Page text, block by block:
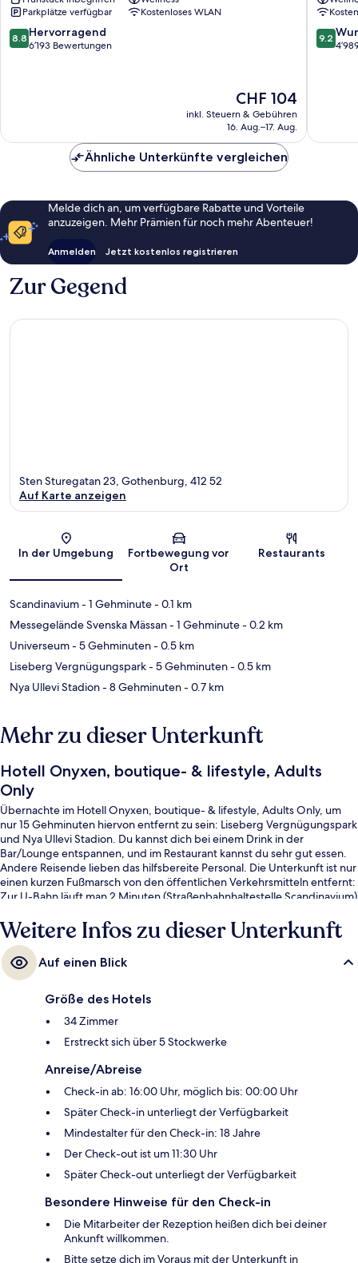
House
Zentrum
Parkplätze verfügbar
Kostenloses WLAN
8.8
von
8.8 Hervorragend
6’193 Bewertungen
Der
Preis
beträgt
CHF 104
inkl. Steuern & Gebühren
16. Aug.–17. Aug.
von
9.2
von
9.2
Ähnliche Unterkünfte vergleichen
Melde dich an, um verfügbare Rabatte und Vorteile
anzuzeigen. Mehr Prämien für noch mehr Abenteuer!
Anmelden Jetzt kostenlos registrieren
Zur Gegend
Karte
Sten Sturegatan 23, Gothenburg, 412 52
Auf Karte anzeigen
In der Umgebung
Fortbewegung vor
Ort
Restaurants
Scandinavium- 1 Gehminute- 0.1 km
Messegelände Svenska Mässan- 1 Gehminute- 0.2 km
Universeum- 5 Gehminuten- 0.5 km
Liseberg Vergnügungspark- 5 Gehminuten- 0.5 km
Nya Ullevi Stadion- 8 Gehminuten- 0.7 km
Mehr zu dieser Unterkunft
Hotell Onyxen, boutique- & lifestyle, Adults
Only
Übernachte im Hotell Onyxen, boutique- & lifestyle, Adults Only, um
nur 15 Gehminuten hiervon entfernt zu sein: Liseberg Vergnügungspark
und Nya Ullevi Stadion. Du kannst dich bei einem Drink in der
Bar/Lounge entspannen, und im Restaurant kannst du sehr gut essen.
Andere Reisende lieben das hilfsbereite Personal. Die Unterkunft ist nur
einen kurzen Fußmarsch von den öffentlichen Verkehrsmitteln entfernt:
Zur U-Bahn läuft man 2 Minuten (Straßenbahnhaltestelle Scandinavium)
Weitere Infos zu dieser Unterkunft
Auf einen Blick
Größe des Hotels
34 Zimmer
Erstreckt sich über 5 Stockwerke
Anreise/Abreise
Check-in ab: 16:00 Uhr, möglich bis: 00:00 Uhr
Später Check-in unterliegt der Verfügbarkeit
Mindestalter für den Check-in: 18 Jahre
Der Check-out ist um 11:30 Uhr
Später Check-out unterliegt der Verfügbarkeit
Besondere Hinweise für den Check-in
Die Mitarbeiter der Rezeption heißen dich bei deiner
Ankunft willkommen.
Bitte setze dich im Voraus mit der Unterkunft in